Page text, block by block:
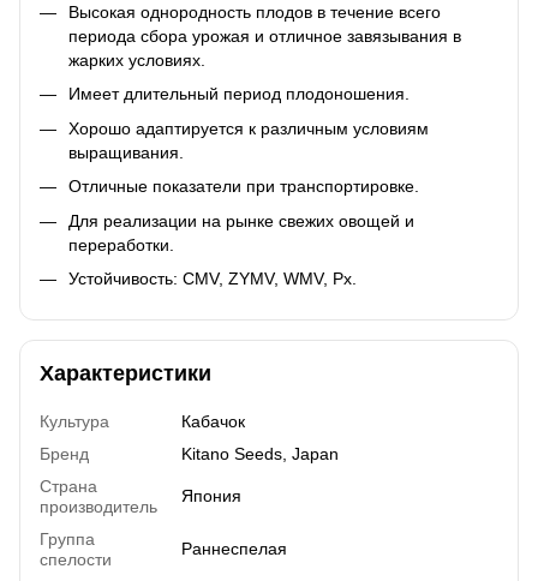
Высокая однородность плодов в течение всего
периода сбора урожая и отличное завязывания в
жарких условиях.
Имеет длительный период плодоношения.
Хорошо адаптируется к различным условиям
выращивания.
Отличные показатели при транспортировке.
Для реализации на рынке свежих овощей и
переработки.
Устойчивость: CMV, ZYMV, WMV, Pх.
Характеристики
Культура
Кабачок
Бренд
Kitano Seeds, Japan
Страна
производитель
Япония
Группа
спелости
Раннеспелая